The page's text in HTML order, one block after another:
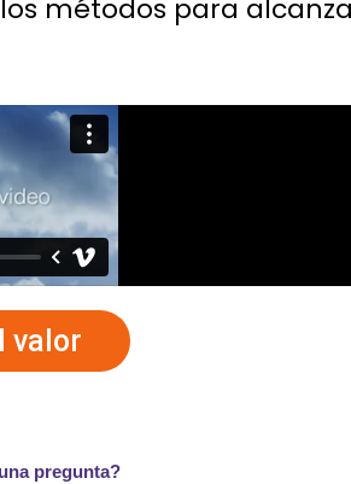
métodos para
valor
pregunta?